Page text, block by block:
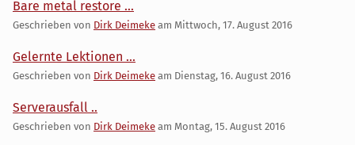
Bare metal restore ...
Geschrieben von Dirk Deimeke am Mittwoch, 17. August 2016
Gelernte Lektionen ...
Geschrieben von Dirk Deimeke am Dienstag, 16. August 2016
Serverausfall ..
Geschrieben von Dirk Deimeke am Montag, 15. August 2016